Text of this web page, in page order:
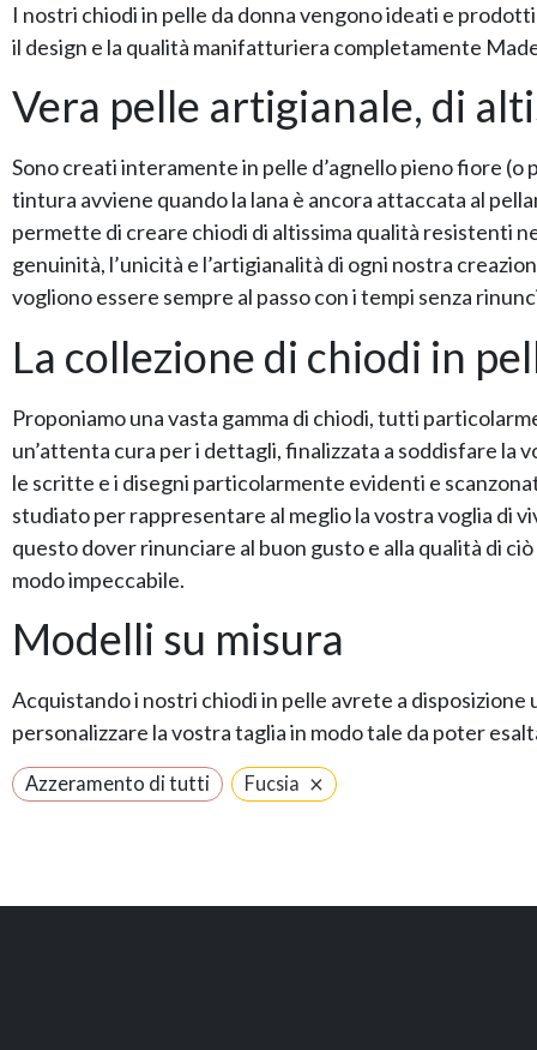
I nostri chiodi in pelle da donna vengono ideati e
il design e la qualità manifatturiera completamente
Vera pelle artigianale, di
Sono creati interamente in pelle d’agnello pieno fiore
tintura avviene quando la lana è ancora attaccata al
permette di creare chiodi di altissima qualità resistenti
genuinità, l’unicità e l’artigianalità di ogni nostra
vogliono essere sempre al passo con i tempi senza
La collezione di chiodi in
Proponiamo una vasta gamma di chiodi, tutti
un’attenta cura per i dettagli, finalizzata a soddisfare la
le scritte e i disegni particolarmente evidenti e
studiato per rappresentare al meglio la vostra voglia di
questo dover rinunciare al buon gusto e alla qualità di
modo impeccabile.
Modelli su misura
Acquistando i nostri chiodi in pelle avrete a
personalizzare la vostra taglia in modo tale da poter
Azzeramento di tutti Fucsia ×